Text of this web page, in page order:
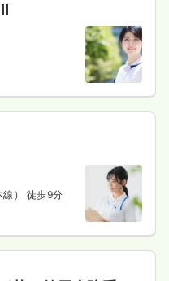
線） 徒歩9分